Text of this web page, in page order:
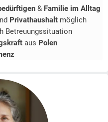
& Familie im Alltag
Privathaushalt möglich
Betreuungssituation
aus Polen